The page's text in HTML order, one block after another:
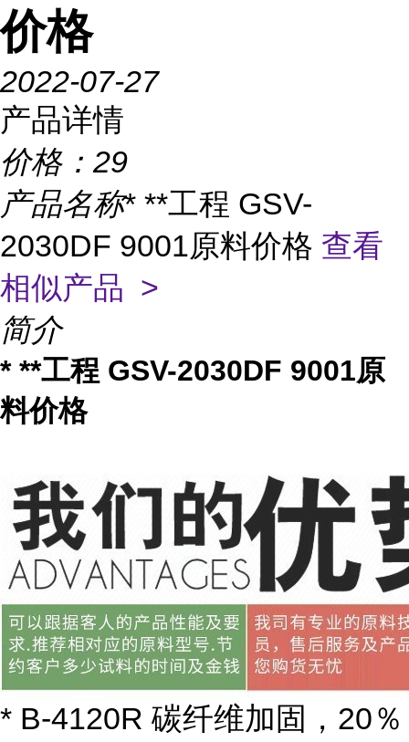
价格
2022-07-27
产品详情
价格： 29
产品名称* **工程 GSV-
2030DF 9001原料价格 查看
相似产品 >
简介
* **工程 GSV-2030DF 9001原
料价格
* B-4120R 碳纤维加固，20％